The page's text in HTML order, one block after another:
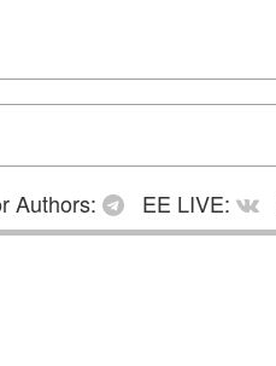
Authors: EE LIVE: